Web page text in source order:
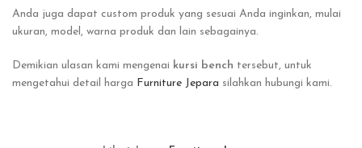
Anda juga dapat custom produk yang sesuai Anda inginkan, mulai
ukuran, model, warna produk dan lain sebagainya.
Demikian ulasan kami mengenai kursi bench tersebut, untuk
mengetahui detail harga Furniture Jepara silahkan hubungi kami.